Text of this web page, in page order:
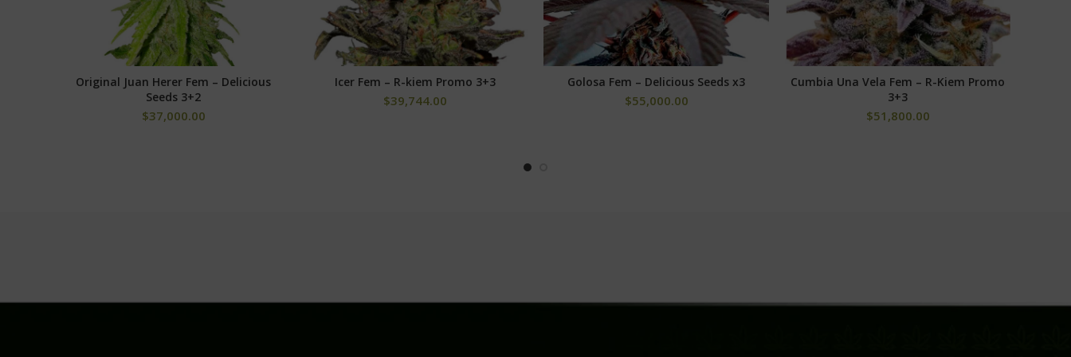
AÑADIR AL CARRITO
Original Juan Herer Fem – Delicious
Seeds 3+2
$37,000.00
SELECCIONAR OPCIONES
Icer Fem – R-kiem Promo 3+3
$39,744.00
AÑADIR AL CARRITO
Golosa Fem – Delicious Seeds x3
$55,000.00
SELECCIONAR OPCIONES
Cumbia Una Vela Fem – R-Kiem Promo
3+3
$51,800.00